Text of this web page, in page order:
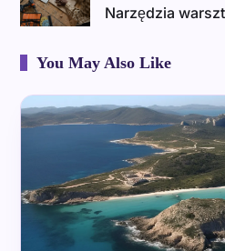
Narzędzia
You May Also Like